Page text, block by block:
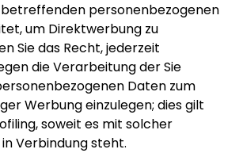
betreffenden personenbezogenen
um Direktwerbung zu
Sie das Recht, jederzeit
die Verarbeitung der Sie
Daten zum
Werbung einzulegen; dies gilt
soweit es mit solcher
Verbindung steht.